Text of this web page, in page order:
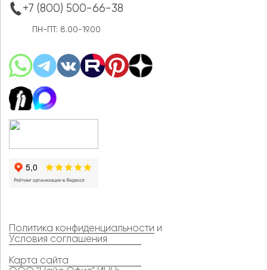
+7 (800) 500-66-38
ПН-ПТ: 8.00-19.00
Политика конфиденциальности и
Условия соглашения
Карта сайта